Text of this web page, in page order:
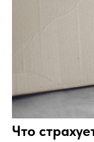
Что